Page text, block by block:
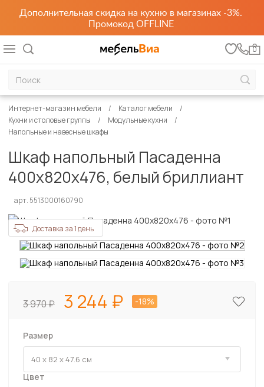
Дополнительная скидка на кухню в магазинах -3%.
Промокод OFFLINE
0
Интернет-магазин мебели
Каталог мебели
Кухни и столовые группы
Модульные кухни
Напольные и навесные шкафы
Шкаф напольный Пасаденна
400х820х476, белый бриллиант
арт. 5513000160790
Доставка за 1 день
3 970 3 244 -18%
Размер
Цвет